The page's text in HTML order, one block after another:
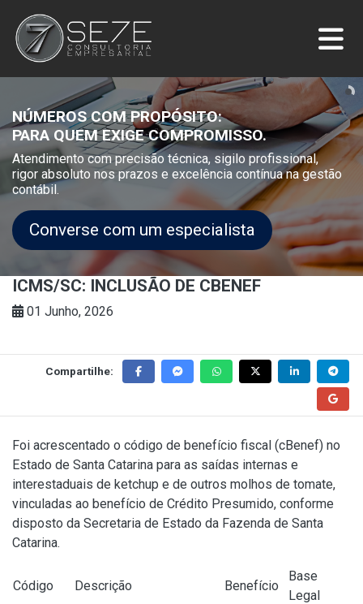
NÚMEROS COM PROPÓSITO:
PARA QUEM EXIGE COMPROMISSO.
Atendimento com precisão técnica, sigilo profissional,
rigor absoluto nos prazos e excelência contínua na gestão
contábil.
Converse com um especialista
ICMS/SC: INCLUSÃO DE CBENEF
01 Junho, 2026
Compartilhe:
Foi acrescentado o código de benefício fiscal (cBenef) no
Estado de Santa Catarina para as saídas internas e
interestaduais de ketchup e de outros molhos de tomate,
vinculadas ao benefício de Crédito Presumido, conforme
disposto da Secretaria de Estado da Fazenda de Santa
Catarina.
Código Descrição Benefício
Base
Legal